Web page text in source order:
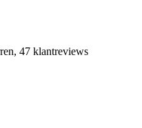
47 klantreviews